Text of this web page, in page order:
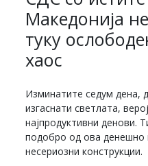
Македонија
туку
хаос
Изминатите седум дена,
изгаснати светлата,
најпродуктивни денови.
подобро од ова денешно
несериозни конструкции.